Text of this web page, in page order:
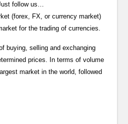
follow us…
(forex, FX, or currency market)
for the trading of currencies.
buying, selling and exchanging
prices. In terms of volume
market in the world, followed